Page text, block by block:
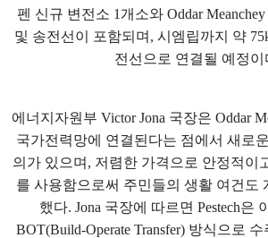
펜 신규 변전소 1개소와 Oddar
및 송전선이 포함되며, 시엠립까지 약
전선으로 연결될 예정이
에너지자원부 Victor Jona 국장은 Oddar
국가전력망에 연결된다는 점에서 새로
의가 있으며, 저렴한 가격으로 안정적이
를 사용함으로써 주민들의 생활 여건도
했다. Jona 국장에 따르면 Pestech은
BOT(Build-Operate Transfer) 방식으로